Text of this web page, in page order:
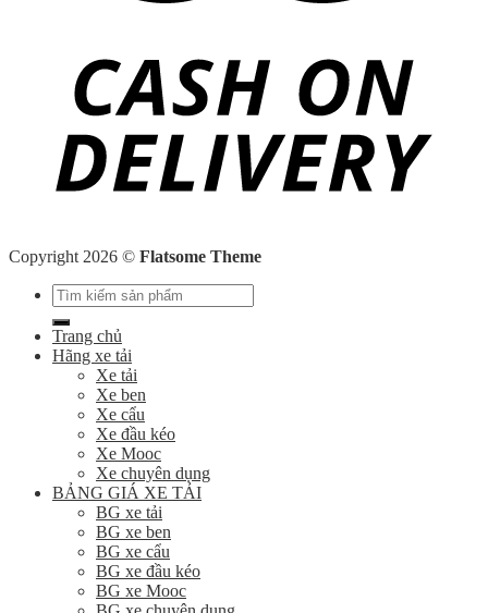
Copyright 2026 © Flatsome Theme
Search
for:
Trang chủ
Hãng xe tải
Xe tải
Xe ben
Xe cẩu
Xe đầu kéo
Xe Mooc
Xe chuyên dụng
BẢNG GIÁ XE TẢI
BG xe tải
BG xe ben
BG xe cẩu
BG xe đầu kéo
BG xe Mooc